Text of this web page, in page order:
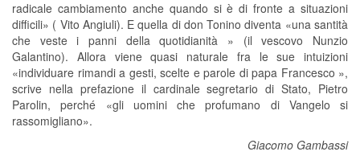
radicale cambiamento anche quando si è di fronte a situazioni
difficili» ( Vito Angiuli). E quella di don Tonino diventa «una santità
che veste i panni della quotidianità » (il vescovo Nunzio
Galantino). Allora viene quasi naturale fra le sue intuizioni
«individuare rimandi a gesti, scelte e parole di papa Francesco »,
scrive nella prefazione il cardinale segretario di Stato, Pietro
Parolin, perché «gli uomini che profumano di Vangelo si
rassomigliano».
Giacomo Gambassi